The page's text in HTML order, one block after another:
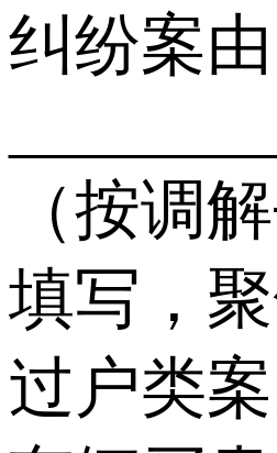
纠纷案由
（按调
填写，
过户类